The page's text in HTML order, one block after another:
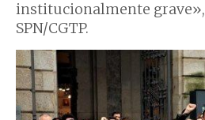
institucionalmente
SPN/CGTP.